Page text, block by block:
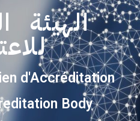
الهيئة
d'Accréditation
Body